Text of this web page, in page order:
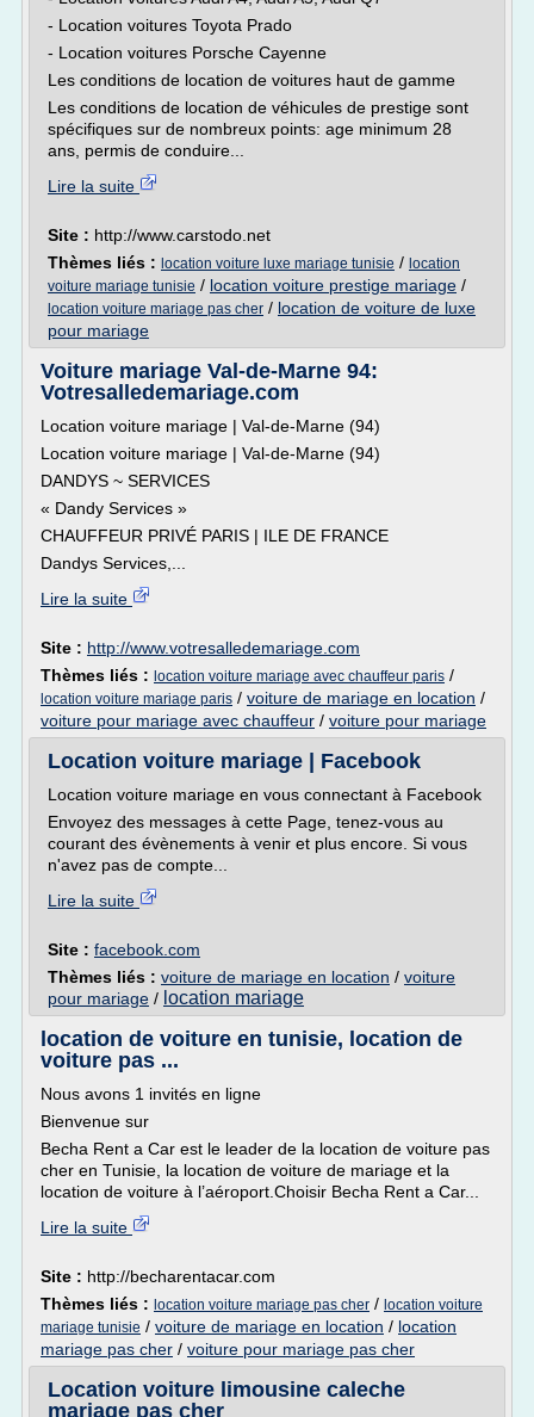
- Location voitures Toyota Prado
- Location voitures Porsche Cayenne
Les conditions de location de voitures haut de gamme
Les conditions de location de véhicules de prestige sont
spécifiques sur de nombreux points: age minimum 28
ans, permis de conduire...
Lire la suite
Site : http://www.carstodo.net
Thèmes liés : location voiture luxe mariage tunisie / location
voiture mariage tunisie / location voiture prestige mariage /
location voiture mariage pas cher / location de voiture de luxe
pour mariage
Voiture mariage Val-de-Marne 94:
Votresalledemariage.com
Location voiture mariage | Val-de-Marne (94)
Location voiture mariage | Val-de-Marne (94)
DANDYS ~ SERVICES
« Dandy Services »
CHAUFFEUR PRIVÉ PARIS | ILE DE FRANCE
Dandys Services,...
Lire la suite
Site : http://www.votresalledemariage.com
Thèmes liés : location voiture mariage avec chauffeur paris /
location voiture mariage paris / voiture de mariage en location /
voiture pour mariage avec chauffeur / voiture pour mariage
Location voiture mariage | Facebook
Location voiture mariage en vous connectant à Facebook
Envoyez des messages à cette Page, tenez-vous au
courant des évènements à venir et plus encore. Si vous
n'avez pas de compte...
Lire la suite
Site : facebook.com
Thèmes liés : voiture de mariage en location / voiture
pour mariage / location mariage
location de voiture en tunisie, location de
voiture pas ...
Nous avons 1 invités en ligne
Bienvenue sur
Becha Rent a Car est le leader de la location de voiture pas
cher en Tunisie, la location de voiture de mariage et la
location de voiture à l’aéroport.Choisir Becha Rent a Car...
Lire la suite
Site : http://becharentacar.com
Thèmes liés : location voiture mariage pas cher / location voiture
mariage tunisie / voiture de mariage en location / location
mariage pas cher / voiture pour mariage pas cher
Location voiture limousine caleche
mariage pas cher